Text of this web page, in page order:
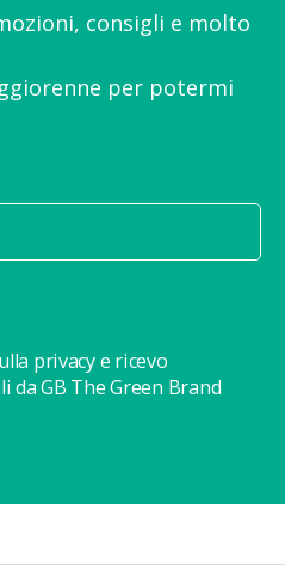
consigli e molto
per potermi
privacy e ricevo
da GB The Green Brand